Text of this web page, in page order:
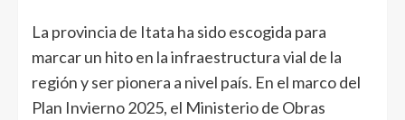
La provincia de Itata ha sido escogida para
marcar un hito en la infraestructura vial de la
región y ser pionera a nivel país. En el marco del
Plan Invierno 2025, el Ministerio de Obras